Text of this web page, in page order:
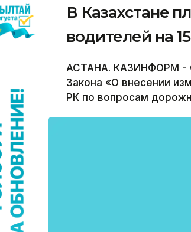
В Казахстане
водителей на
АСТАНА. КАЗИНФОРМ -
Закона «О внесении
РК по вопросам